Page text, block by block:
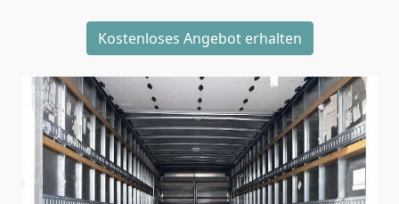
Kostenloses Angebot erhalten